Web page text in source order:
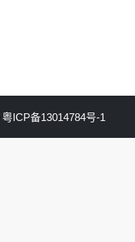
粤ICP备13014784号-1